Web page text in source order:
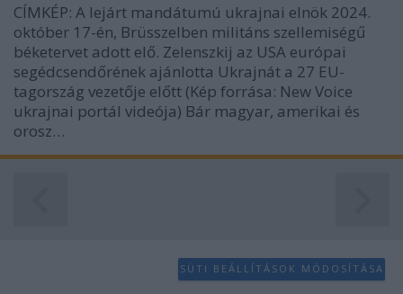
CÍMKÉP: A lejárt mandátumú ukrajnai elnök 2024.
október 17-én, Brüsszelben militáns szellemiségű
béketervet adott elő. Zelenszkij az USA európai
segédcsendőrének ajánlotta Ukrajnát a 27 EU-
tagország vezetője előtt (Kép forrása: New Voice
ukrajnai portál videója) Bár magyar, amerikai és
orosz…
SÜTI BEÁLLÍTÁSOK MÓDOSÍTÁSA